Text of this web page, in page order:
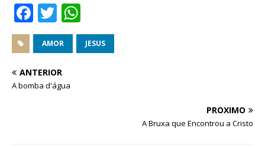
F
a
c
e
b
T
w
it
te
r
h
at
AMOR JESUS
ANTERIOR
A bomba d'água
PRÓXIMO
A Bruxa que Encontrou a Cristo